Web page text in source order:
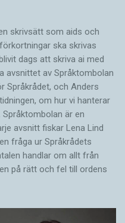
skrivsätt som aids och
ska skrivas
dags att skriva ai med
avsnittet av Språktombolan
Språkrådet, och Anders
om hur vi hanterar
är en
avsnitt fiskar Lena Lind
fråga ur Språkrådets
handlar om allt från
på rätt och fel till ordens